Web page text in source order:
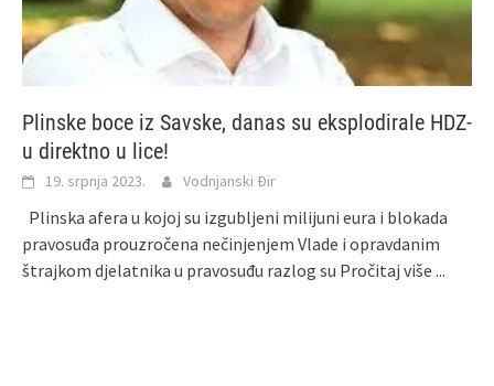
Plinske boce iz Savske, danas su eksplodirale HDZ-
u direktno u lice!
19. srpnja 2023. Vodnjanski Đir
Plinska afera u kojoj su izgubljeni milijuni eura i blokada
pravosuđa prouzročena nečinjenjem Vlade i opravdanim
štrajkom djelatnika u pravosuđu razlog su Pročitaj više ...